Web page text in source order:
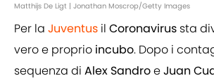
Matthijs De Ligt | Jonathan Moscrop/Getty Images
Per la Juventus il Coronavirus sta
vero e proprio incubo. Dopo i
sequenza di Alex SandroeJuan